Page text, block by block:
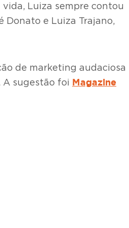
vida, Luiza sempre contou
Donato e Luiza Trajano,
de marketing audaciosa
A sugestão foi Magazine